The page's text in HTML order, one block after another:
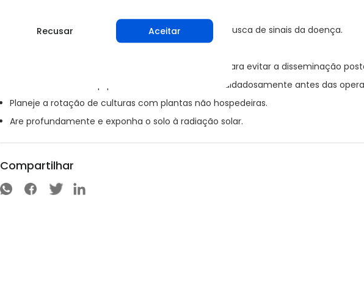
Verifique as plantas ou campos regularmente em busca de sinais da doença.
Não faça a compostagem de plantas infectadas, para evitar a disseminação
Lave ou desinfete equipamentos e ferramentas cuidadosamente antes das
Planeje a rotação de culturas com plantas não hospedeiras.
Are profundamente e exponha o solo à radiação solar.
Compartilhar
Recusar Aceitar